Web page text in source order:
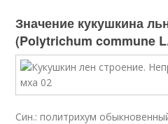
Значение кукушкина
(Polytrichum commune
Син.: политрихум